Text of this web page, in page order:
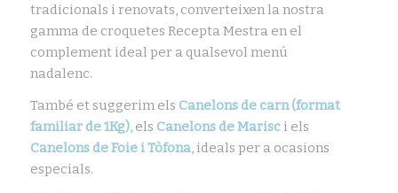
tradicionals i renovats, converteixen la nostra
gamma de croquetes Recepta Mestra en el
complement ideal per a qualsevol menú
nadalenc.
També et suggerim els Canelons de carn (format
familiar de 1Kg),els Canelons de Marisci els
Canelons de Foie i Tòfona, ideals per a ocasions
especials.